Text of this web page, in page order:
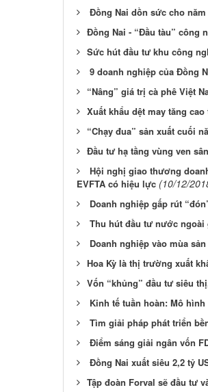
Đồng Nai dồn sức cho
​Đồng Nai - “Đầu tàu” công
​Sức hút đầu tư khu công
9 doanh nghiệp của Đồng
​“Nâng” giá trị cà phê Việt
​Xuất khẩu dệt may tăng
​​“Chạy đua” sản xuất cuối
​Đầu tư hạ tầng vùng ven
Hội nghị giao thương
EVFTA có hiệu lực (10/12/
Doanh nghiệp gấp rút
Thu hút đầu tư nước ngoài
Doanh nghiệp vào mùa
​Hoa Kỳ là thị trường xuất
​Vốn “khủng” đầu tư siêu
Kinh tế tuần hoàn: Mô
Tìm giải pháp phát triển
Điểm sáng giải ngân vốn
Đồng Nai xuất siêu 2,2 tỷ
​Tập đoàn Forval sẽ đầu tư